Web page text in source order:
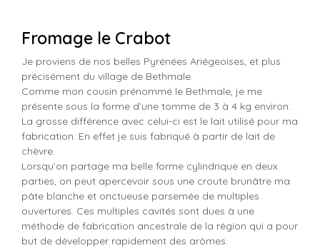
Fromage le Crabot
Je proviens de nos belles Pyrénées Ariégeoises, et plus
précisément du village de Bethmale.
Comme mon cousin prénommé le Bethmale, je me
présente sous la forme d’une tomme de 3 à 4 kg environ.
La grosse différence avec celui-ci est le lait utilisé pour ma
fabrication. En effet je suis fabriqué à partir de lait de
chèvre.
Lorsqu’on partage ma belle forme cylindrique en deux
parties, on peut apercevoir sous une croute brunâtre ma
pâte blanche et onctueuse parsemée de multiples
ouvertures. Ces multiples cavités sont dues à une
méthode de fabrication ancestrale de la région qui a pour
but de développer rapidement des arômes.